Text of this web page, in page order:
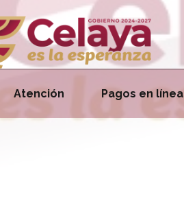
Atención Pagos en línea